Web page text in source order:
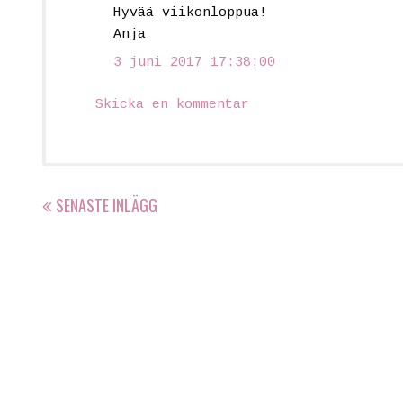
Hyvää viikonloppua!
Anja
3 juni 2017 17:38:00
Skicka en kommentar
SENASTE INLÄGG